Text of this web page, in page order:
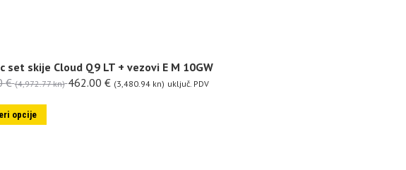
set skije Cloud Q9 LT + vezovi E M 10GW
€ (4,972.77 kn) 462.00 € (3,480.94 kn) uključ. PDV
opcije